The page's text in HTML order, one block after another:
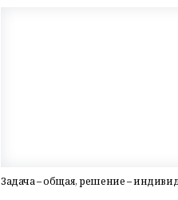
Задача – общая, решение –